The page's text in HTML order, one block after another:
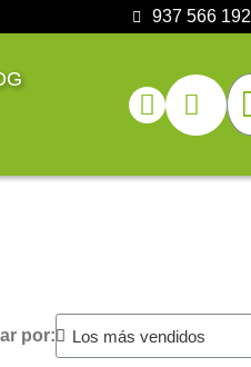
937 566 192
por: